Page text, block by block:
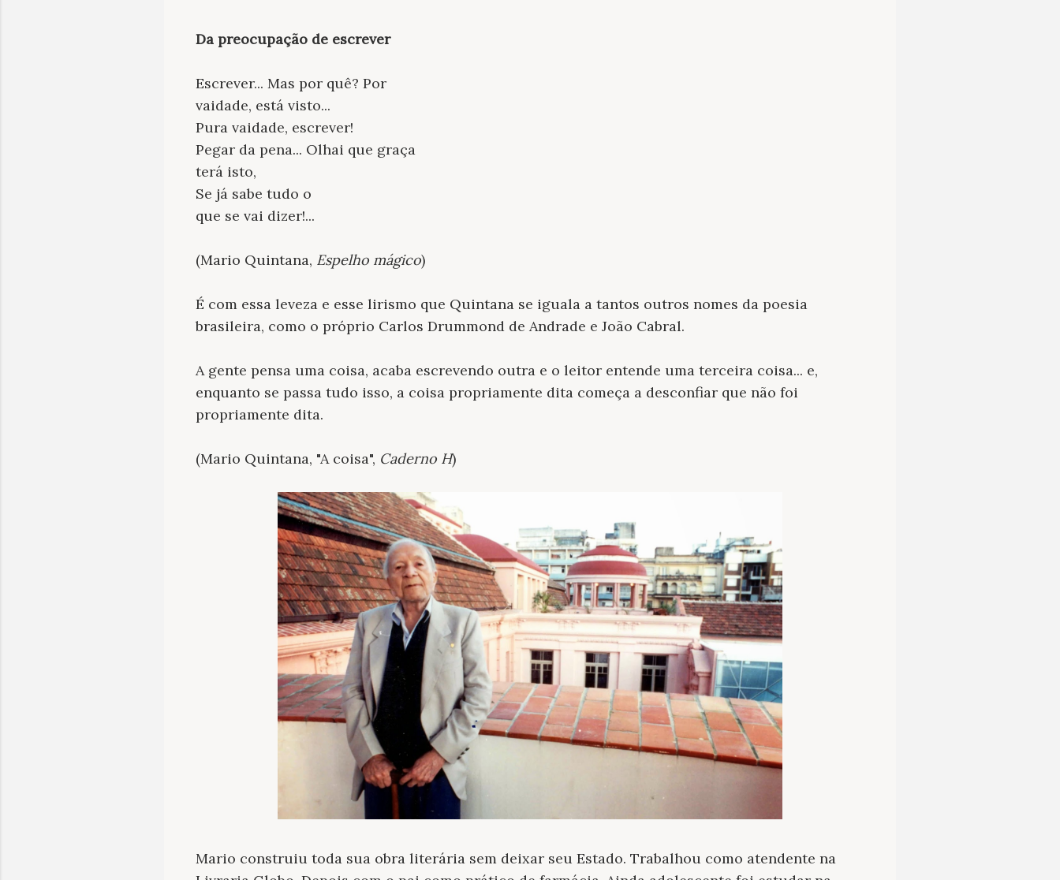
Da preocupação de escrever
Escrever... Mas por quê? Por
vaidade, está visto...
Pura vaidade, escrever!
Pegar da pena... Olhai que graça
terá isto,
Se já sabe tudo o
que se vai dizer!...
(Mario Quintana, Espelho mágico)
É com essa leveza e esse lirismo que Quintana se iguala a tantos outros nomes da poesia
brasileira, como o próprio Carlos Drummond de Andrade e João Cabral.
A gente pensa uma coisa, acaba escrevendo outra e o leitor entende uma terceira coisa... e,
enquanto se passa tudo isso, a coisa propriamente dita começa a desconfiar que não foi
propriamente dita.
(Mario Quintana, "A coisa", Caderno H)
Mario construiu toda sua obra literária sem deixar seu Estado. Trabalhou como atendente na